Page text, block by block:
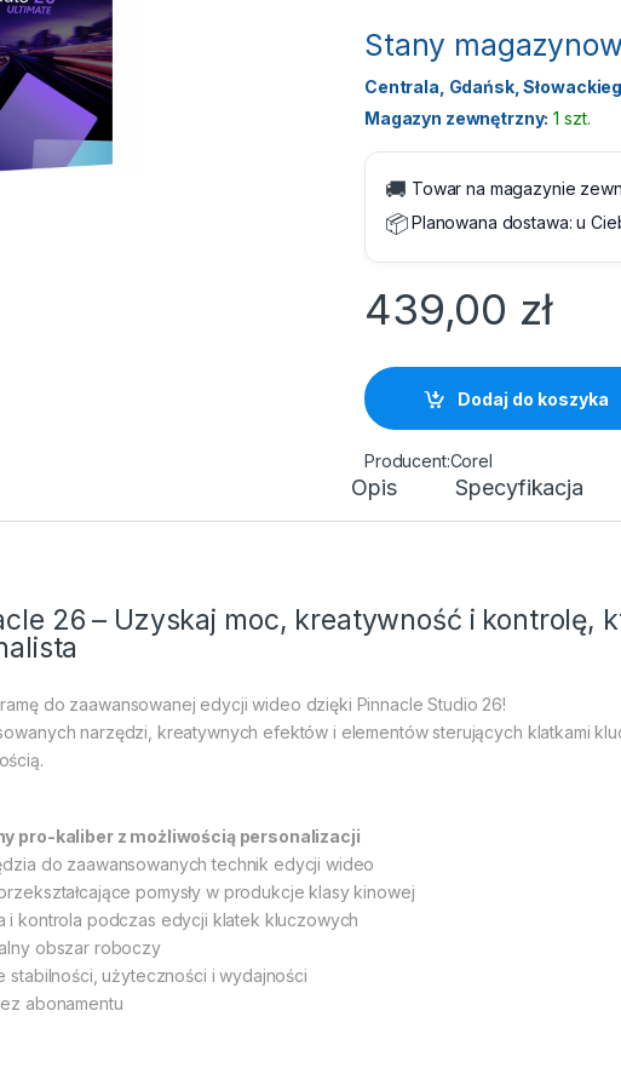
Stany
Centrala, Gdańsk,
Magazyn zewnętrzny: 1 szt.
🚚 Towar na magazynie
📦Planowana dostawa:u
439,00 zł
Dodaj do koszyka
Corel
Opis Specyfikacja
26 – Uzyskaj moc, kreatywność i kontrolę,
do zaawansowanej edycji wideo dzięki Pinnacle Studio 26!
narzędzi, kreatywnych efektów i elementów sterujących klatkami
pro-kaliber z możliwością personalizacji
do zaawansowanych technik edycji wideo
pomysły w produkcje klasy kinowej
i kontrola podczas edycji klatek kluczowych
obszar roboczy
stabilności, użyteczności i wydajności
abonamentu